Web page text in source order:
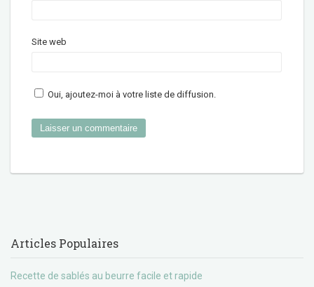
Site web
Oui, ajoutez-moi à votre liste de diffusion.
Articles Populaires
Recette de sablés au beurre facile et rapide